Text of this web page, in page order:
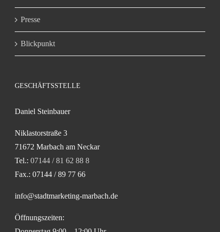
Presse
Blickpunkt
GESCHÄFTSSTELLE
Daniel Steinbauer
Niklastorstraße 3
71672 Marbach am Neckar
Tel.: 07144 / 81 62 88 8
Fax.: 07144 / 89 77 66
info@stadtmarketing-marbach.de
Öffnungszeiten: